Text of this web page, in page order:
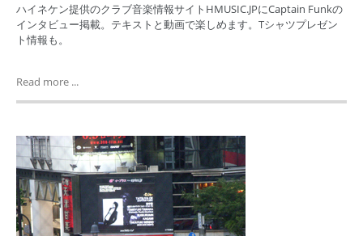
ハイネケン提供のクラブ音楽情報サイトHMUSIC.JPにCaptain Funkの
インタビュー掲載。テキストと動画で楽しめます。Tシャツプレゼン
ト情報も。
Read more ...